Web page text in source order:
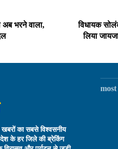
भरने वाला,
विधायक
लिया
खबरों का सबसे विश्वसनीय
के हर जिले की ब्रेकिंग